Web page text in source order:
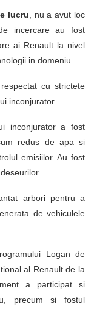
lucru , nu a avut loc
incercare au fost
ai Renault la nivel
in domeniu.
cu strictete
inconjurator.
inconjurator a fost
redus de apa si
emisiilor. Au fost
arbori pentru a
de vehiculele
Logan de
al Renault de la
a participat si
precum si fostul